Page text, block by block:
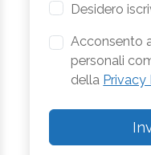
Desidero
Acconsento
personali
della Privacy